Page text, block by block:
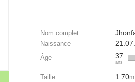
Nom complet
Naissance
Âge 37
ans
Taille 1.70m